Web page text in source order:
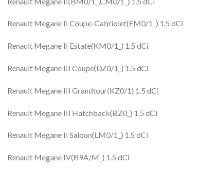
Renault Megane II Coupe-Cabriolet(EM0/1_) 1.5 dCi
Renault Megane II Estate(KM0/1_) 1.5 dCi
Renault Megane III Coupe(DZ0/1_) 1.5 dCi
Renault Megane III Grandtour(KZ0/1) 1.5 dCi
Renault Megane III Hatchback(BZ0_) 1.5 dCi
Renault Megane II Saloon(LM0/1_) 1.5 dCi
Renault Megane IV(B9A/M_) 1.5 dCi